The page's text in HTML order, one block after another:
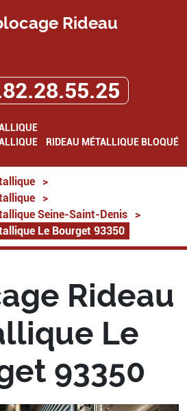
Rideau
RIDEAU MÉTALLIQUE BLOQUÉ
>
>
Seine-Saint-Denis
>
Le Bourget 93350
Rideau
Le
93350